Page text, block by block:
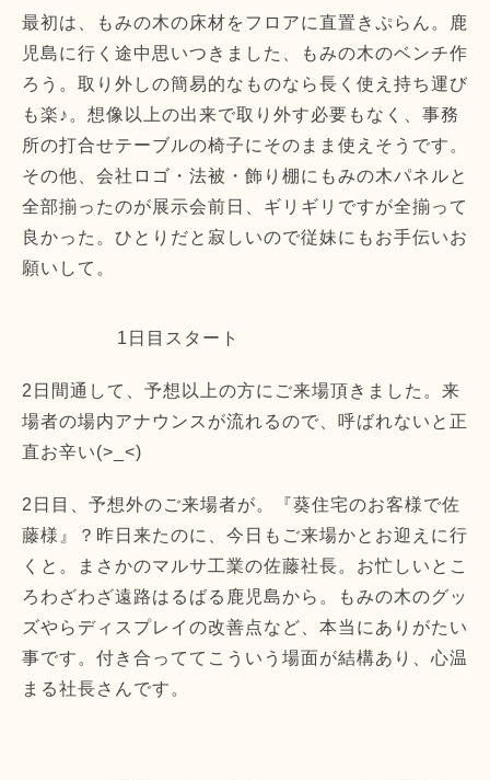
最初は、もみの木の床材をフロアに直置きぷらん。鹿
児島に行く途中思いつきました、もみの木のベンチ作
ろう。取り外しの簡易的なものなら長く使え持ち運び
も楽♪。想像以上の出来で取り外す必要もなく、事務
所の打合せテーブルの椅子にそのまま使えそうです。
その他、会社ロゴ・法被・飾り棚にもみの木パネルと
全部揃ったのが展示会前日、ギリギリですが全揃って
良かった。ひとりだと寂しいので従妹にもお手伝いお
願いして。
1日目スタート
2日間通して、予想以上の方にご来場頂きました。来
場者の場内アナウンスが流れるので、呼ばれないと正
直お辛い(>_<)
2日目、予想外のご来場者が。『葵住宅のお客様で佐
藤様』？昨日来たのに、今日もご来場かとお迎えに行
くと。まさかのマルサ工業の佐藤社長。お忙しいとこ
ろわざわざ遠路はるばる鹿児島から。もみの木のグッ
ズやらディスプレイの改善点など、本当にありがたい
事です。付き合っててこういう場面が結構あり、心温
まる社長さんです。